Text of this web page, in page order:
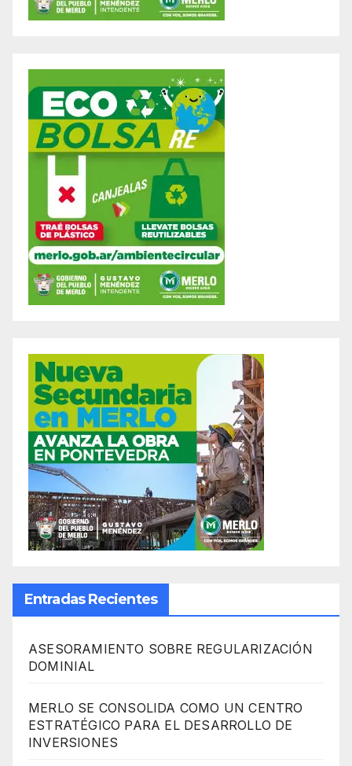
Entradas Recientes
ASESORAMIENTO SOBRE REGULARIZACIÓN
DOMINIAL
MERLO SE CONSOLIDA COMO UN CENTRO
ESTRATÉGICO PARA EL DESARROLLO DE
INVERSIONES